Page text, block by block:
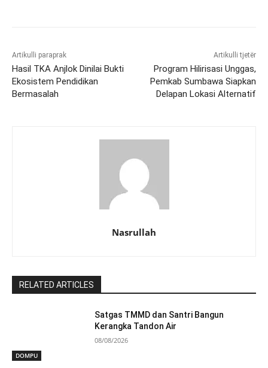
Artikulli paraprak
Hasil TKA Anjlok Dinilai Bukti
Ekosistem Pendidikan
Bermasalah
Artikulli tjetër
Program Hilirisasi Unggas,
Pemkab Sumbawa Siapkan
Delapan Lokasi Alternatif
Nasrullah
RELATED ARTICLES
DOMPU
Satgas TMMD dan Santri Bangun
Kerangka Tandon Air
08/08/2026